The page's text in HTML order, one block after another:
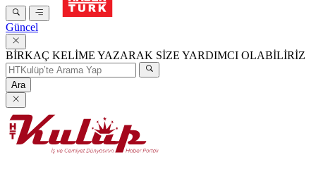
Güncel
BİRKAÇ KELİME YAZARAK SİZE YARDIMCI OLABİLİRİZ
Ara